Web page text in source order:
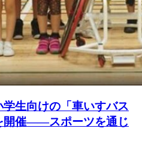
生向けの「車いすバス
開催――スポーツを通じ